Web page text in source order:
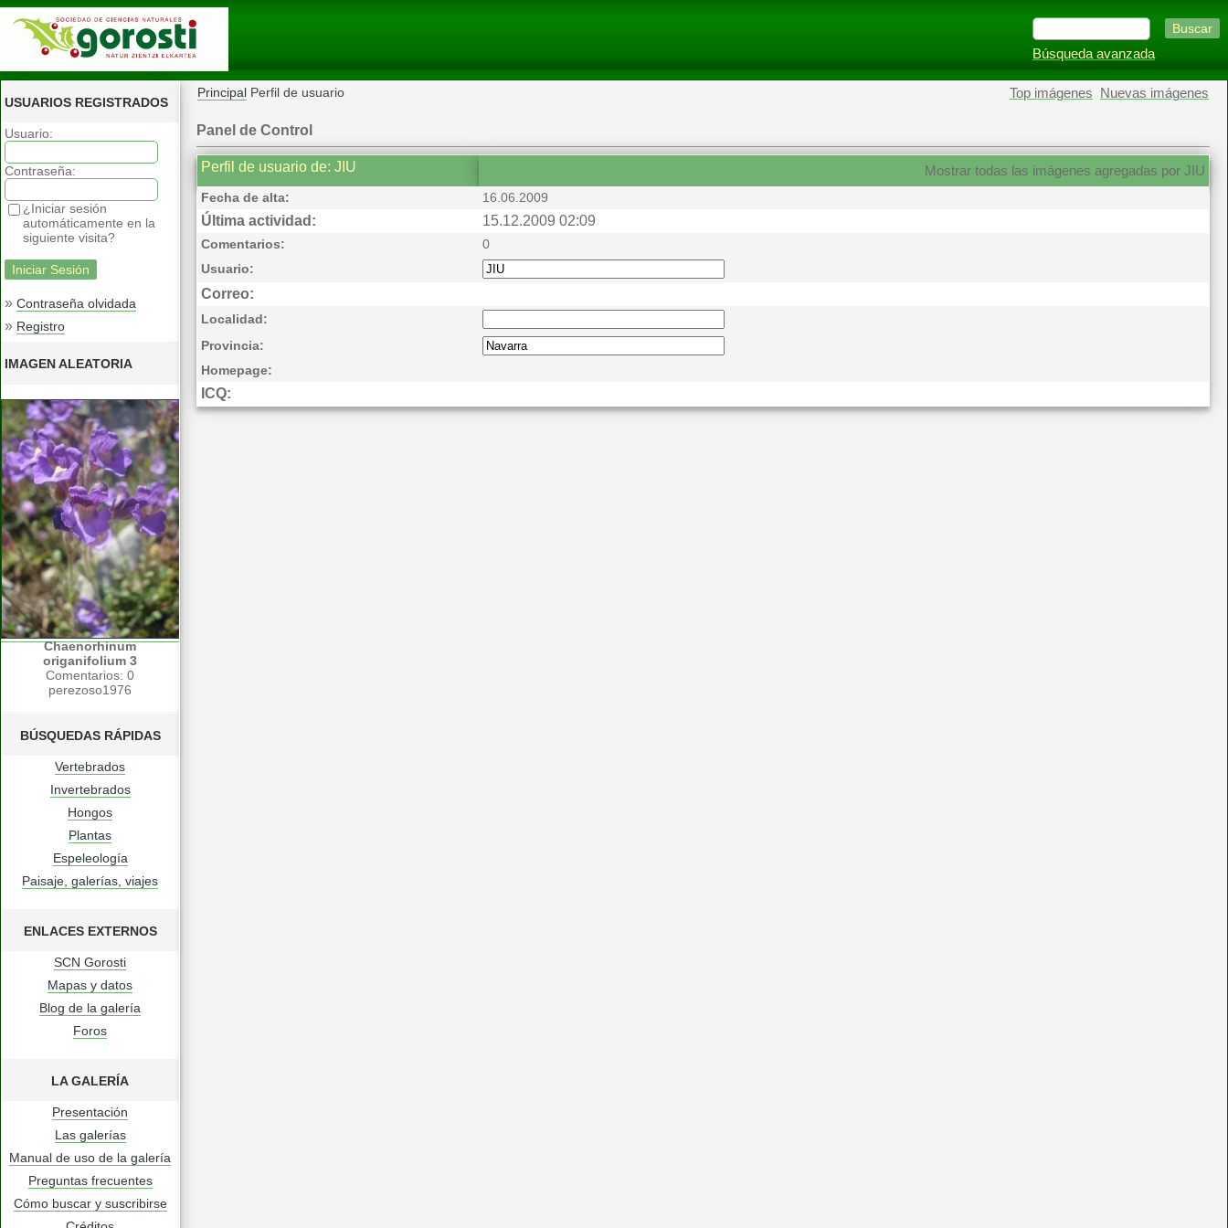
Búsqueda avanzada
USUARIOS REGISTRADOS
Usuario:
Contraseña:
¿Iniciar sesión
automáticamente en la
siguiente visita?
» Contraseña olvidada
» Registro
IMAGEN ALEATORIA
Chaenorhinum
origanifolium 3
Comentarios: 0
perezoso1976
BÚSQUEDAS RÁPIDAS
Vertebrados
Invertebrados
Hongos
Plantas
Espeleología
Paisaje, galerías, viajes
ENLACES EXTERNOS
SCN Gorosti
Mapas y datos
Blog de la galería
Foros
LA GALERÍA
Presentación
Las galerías
Manual de uso de la galería
Preguntas frecuentes
Cómo buscar y suscribirse
Principal Perfil de usuario Top imágenes Nuevas imágenes
Panel de Control
Perfil de usuario de: JIU
Mostrar todas las imágenes agregadas por JIU
Fecha de alta:
16.06.2009
Última actividad: 15.12.2009 02:09
Comentarios:
0
Usuario:
Correo:
Localidad:
Provincia:
Homepage:
ICQ: